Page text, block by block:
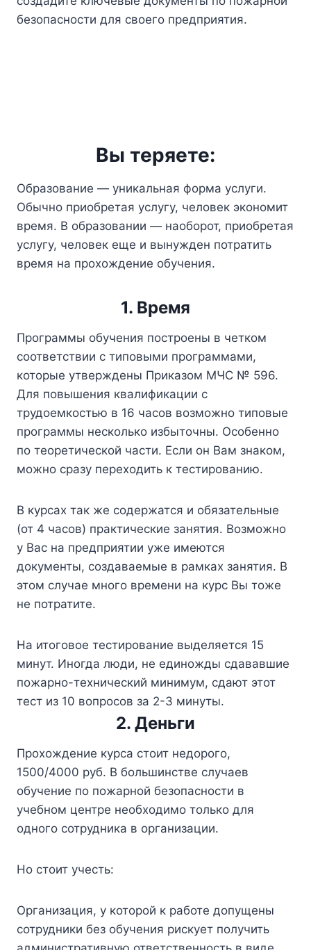
безопасности для своего предприятия.
Вы теряете:
Образование — уникальная форма услуги.
Обычно приобретая услугу, человек экономит
время. В образовании — наоборот, приобретая
услугу, человек еще и вынужден потратить
время на прохождение обучения.
1. Время
Программы обучения построены в четком
соответствии с типовыми программами,
которые утверждены Приказом МЧС № 596.
Для повышения квалификации с
трудоемкостью в 16 часов возможно типовые
программы несколько избыточны. Особенно
по теоретической части. Если он Вам знаком,
можно сразу переходить к тестированию.
В курсах так же содержатся и обязательные
(от 4 часов) практические занятия. Возможно
у Вас на предприятии уже имеются
документы, создаваемые в рамках занятия. В
этом случае много времени на курс Вы тоже
не потратите.
На итоговое тестирование выделяется 15
минут. Иногда люди, не единожды сдававшие
пожарно-технический минимум, сдают этот
тест из 10 вопросов за 2-3 минуты.
2. Деньги
Прохождение курса стоит недорого,
1500/4000 руб. В большинстве случаев
обучение по пожарной безопасности в
учебном центре необходимо только для
одного сотрудника в организации.
Но стоит учесть:
Организация, у которой к работе допущены
сотрудники без обучения рискует получить